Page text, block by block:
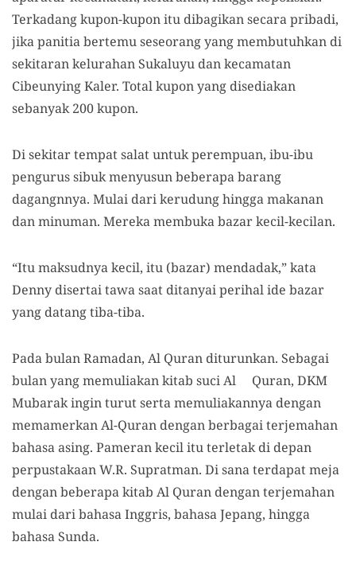
Terkadang kupon-kupon itu dibagikan secara pribadi,
jika panitia bertemu seseorang yang membutuhkan di
sekitaran kelurahan Sukaluyu dan kecamatan
Cibeunying Kaler. Total kupon yang disediakan
sebanyak 200 kupon.
Di sekitar tempat salat untuk perempuan, ibu-ibu
pengurus sibuk menyusun beberapa barang
dagangnnya. Mulai dari kerudung hingga makanan
dan minuman. Mereka membuka bazar kecil-kecilan.
“Itu maksudnya kecil, itu (bazar) mendadak,” kata
Denny disertai tawa saat ditanyai perihal ide bazar
yang datang tiba-tiba.
Pada bulan Ramadan, Al Quran diturunkan. Sebagai
bulan yang memuliakan kitab suci Al Quran, DKM
Mubarak ingin turut serta memuliakannya dengan
memamerkan Al-Quran dengan berbagai terjemahan
bahasa asing. Pameran kecil itu terletak di depan
perpustakaan W.R. Supratman. Di sana terdapat meja
dengan beberapa kitab Al Quran dengan terjemahan
mulai dari bahasa Inggris, bahasa Jepang, hingga
bahasa Sunda.